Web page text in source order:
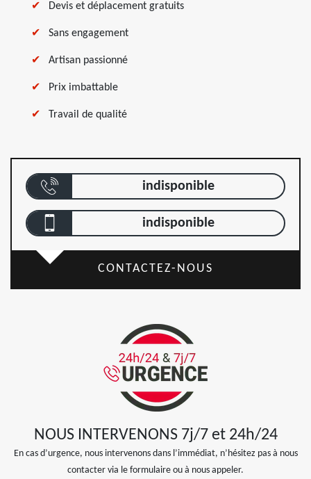
Devis et déplacement gratuits
Sans engagement
Artisan passionné
Prix imbattable
Travail de qualité
indisponible
indisponible
CONTACTEZ-NOUS
NOUS INTERVENONS 7j/7 et 24h/24
En cas d’urgence, nous intervenons dans l’immédiat, n’hésitez pas à nous
contacter via le formulaire ou à nous appeler.